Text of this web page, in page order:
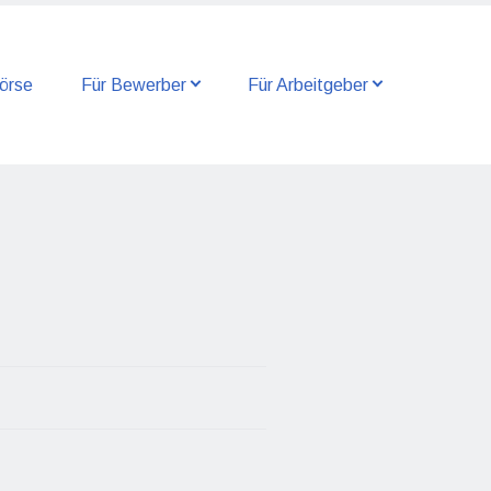
Für Bewerber Für Arbeitgeber